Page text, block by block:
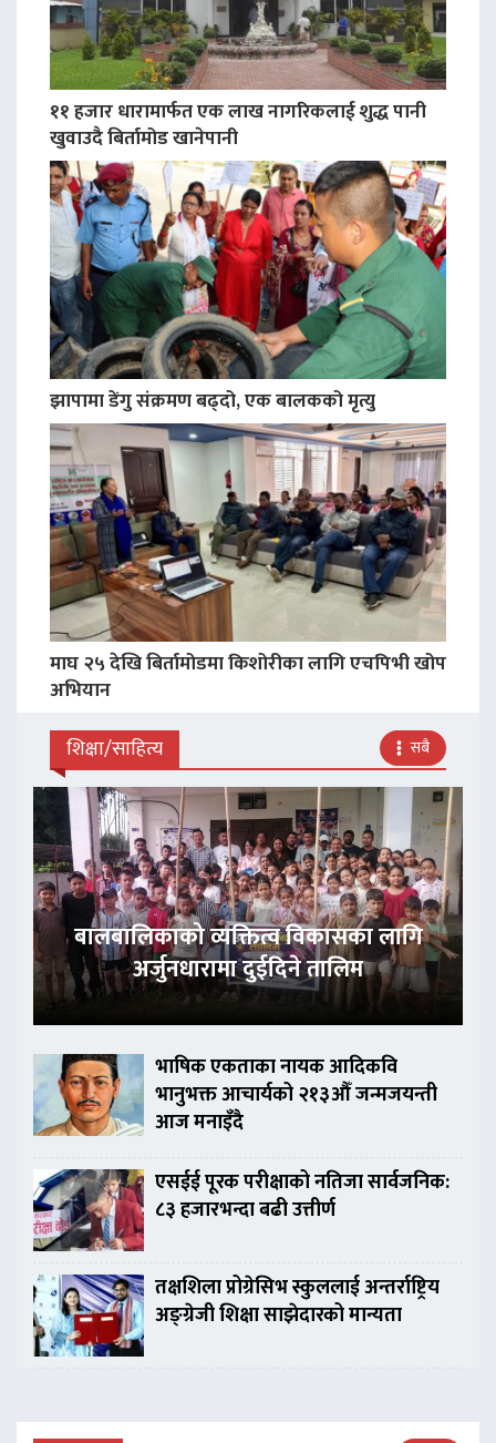
११ हजार धारामार्फत एक लाख नागरिकलाई शुद्ध पानी
खुवाउदै बिर्तामोड खानेपानी
झापामा डेंगु संक्रमण बढ्दो, एक बालकको मृत्यु
माघ २५ देखि बिर्तामोडमा किशोरीका लागि एचपिभी खोप
अभियान
शिक्षा/साहित्य सबै
बालबालिकाको व्यक्तित्व विकासका लागि
अर्जुनधारामा दुईदिने तालिम
भाषिक एकताका नायक आदिकवि
भानुभक्त आचार्यको २१३औँ जन्मजयन्ती
आज मनाइँदै
एसईई पूरक परीक्षाको नतिजा सार्वजनिक:
८३ हजारभन्दा बढी उत्तीर्ण
तक्षशिला प्रोग्रेसिभ स्कुललाई अन्तर्राष्ट्रिय
अङ्ग्रेजी शिक्षा साझेदारको मान्यता